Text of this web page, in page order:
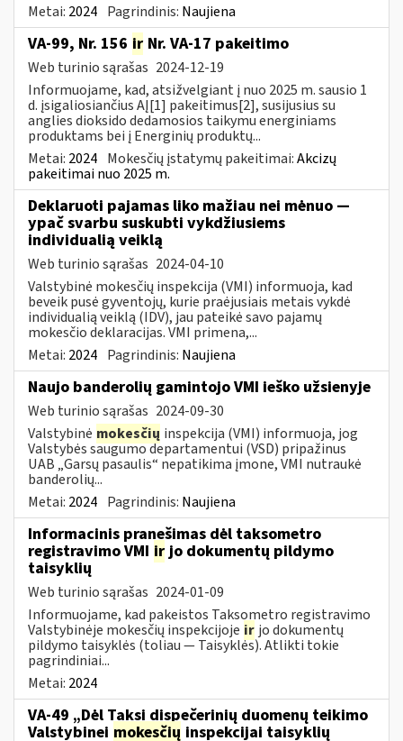
Metai: 2024 Pagrindinis: Naujiena
VA-99, Nr. 156 ir Nr. VA-17 pakeitimo
Web turinio sąrašas 2024-12-19
Informuojame, kad, atsižvelgiant į nuo 2025 m. sausio 1
d. įsigaliosiančius AĮ[1] pakeitimus[2], susijusius su
anglies dioksido dedamosios taikymu energiniams
produktams bei į Energinių produktų...
Metai: 2024 Mokesčių įstatymų pakeitimai:Akcizų
pakeitimai nuo 2025 m.
Deklaruoti pajamas liko mažiau nei mėnuo —
ypač svarbu suskubti vykdžiusiems
individualią veiklą
Web turinio sąrašas 2024-04-10
Valstybinė mokesčių inspekcija (VMI) informuoja, kad
beveik pusė gyventojų, kurie praėjusiais metais vykdė
individualią veiklą (IDV), jau pateikė savo pajamų
mokesčio deklaracijas. VMI primena,...
Metai: 2024 Pagrindinis: Naujiena
Naujo banderolių gamintojo VMI ieško užsienyje
Web turinio sąrašas 2024-09-30
Valstybinė mokesčių inspekcija (VMI) informuoja, jog
Valstybės saugumo departamentui (VSD) pripažinus
UAB „Garsų pasaulis“ nepatikima įmone, VMI nutraukė
banderolių...
Metai: 2024 Pagrindinis: Naujiena
Informacinis pranešimas dėl taksometro
registravimo VMI irjo dokumentų pildymo
taisyklių
Web turinio sąrašas 2024-01-09
Informuojame, kad pakeistos Taksometro registravimo
Valstybinėje mokesčių inspekcijoje ir jo dokumentų
pildymo taisyklės (toliau — Taisyklės). Atlikti tokie
pagrindiniai...
Metai: 2024
VA-49 „Dėl Taksi dispečerinių duomenų teikimo
Valstybinei mokesčių inspekcijai taisyklių